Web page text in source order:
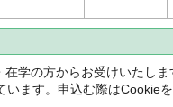
在学の方からお受けいたしま
ます。申込む際はCookie